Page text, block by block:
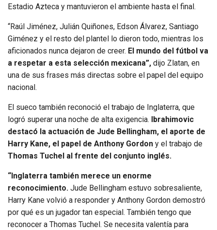
Estadio Azteca y mantuvieron el ambiente hasta el final.
“Raúl Jiménez, Julián Quiñones, Edson Álvarez, Santiago
Giménez y el resto del plantel lo dieron todo, mientras los
aficionados nunca dejaron de creer. El mundo del fútbol va
a respetar a esta selección mexicana”, dijo Zlatan, en
una de sus frases más directas sobre el papel del equipo
nacional.
El sueco también reconoció el trabajo de Inglaterra, que
logró superar una noche de alta exigencia. Ibrahimovic
destacó la actuación de Jude Bellingham, el aporte de
Harry Kane, el papel de Anthony Gordon y el trabajo de
Thomas Tuchel al frente del conjunto inglés.
“Inglaterra también merece un enorme
reconocimiento. Jude Bellingham estuvo sobresaliente,
Harry Kane volvió a responder y Anthony Gordon demostró
por qué es un jugador tan especial. También tengo que
reconocer a Thomas Tuchel. Se necesita valentía para